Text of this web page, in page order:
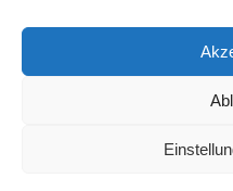
Eindrücke vom Stadionfest
27. Juli 2026